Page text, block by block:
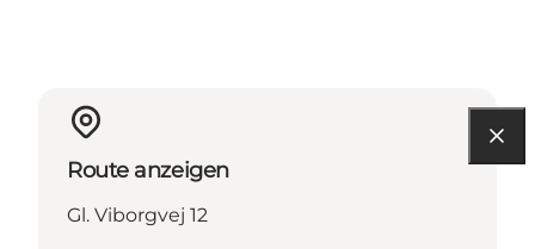
Route anzeigen
Gl. Viborgvej 12